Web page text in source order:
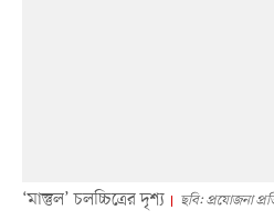
‘মাস্তুল’ চলচ্চিত্রের দৃশ্য ছবি: প্রযোজনা